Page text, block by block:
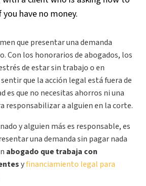
que presentar una demanda
Con los honorarios de abogados, los
de estar sin trabajo o en
que la acción legal está fuera de
es que no necesitas ahorros ni una
responsabilizar a alguien en la corte.
y alguien más es responsable, es
una demanda sin pagar nada
abogado que trabaja con
yfinanciamiento legal para